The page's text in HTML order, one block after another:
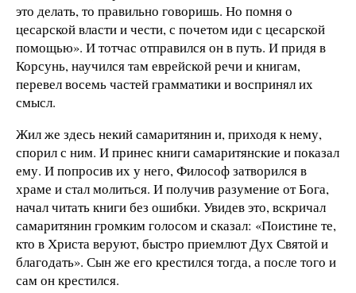
это делать, то правильно говоришь. Но помня о
цесарской власти и чести, с почетом иди с цесарской
помощью». И тотчас отправился он в путь. И придя в
Корсунь, научился там еврейской речи и книгам,
перевел восемь частей грамматики и воспринял их
смысл.
Жил же здесь некий самаритянин и, приходя к нему,
спорил с ним. И принес книги самаритянские и показал
ему. И попросив их у него, Философ затворился в
храме и стал молиться. И получив разумение от Бога,
начал читать книги без ошибки. Увидев это, вскричал
самаритянин громким голосом и сказал: «Поистине те,
кто в Христа веруют, быстро приемлют Дух Святой и
благодать». Сын же его крестился тогда, а после того и
сам он крестился.